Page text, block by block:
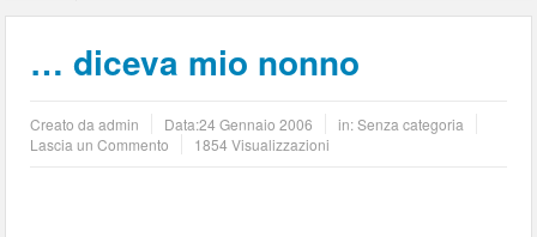
… diceva mio nonno
Creato daadmin Data:24 Gennaio 2006
in: Senza categoria
Lascia un Commento
1854 Visualizzazioni